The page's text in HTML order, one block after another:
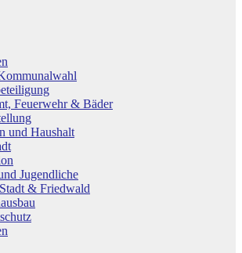
Feuerwehr & Bäder
und Haushalt
Jugendliche
& Friedwald